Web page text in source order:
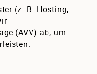
(z. B. Hosting,
(AVV) ab, um